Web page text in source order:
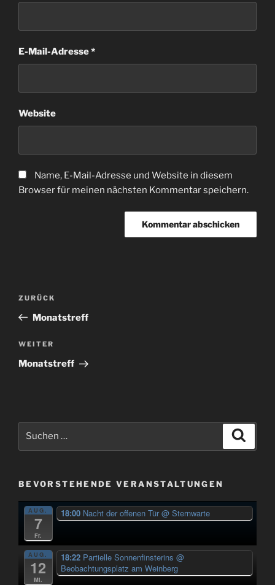
E-Mail-Adresse*
Website
Name, E-Mail-Adresse und Website in diesem
Browser für meinen nächsten Kommentar speichern.
Beitragsnavigation
Vorheriger
Beitrag
ZURÜCK
Monatstreff
Nächster
Beitrag
WEITER
Monatstreff
BEVORSTEHENDE VERANSTALTUNGEN
AUG.
7
Fr.
18:00 Nacht der offenen Tür@ Sternwarte
AUG.
12
Mi.
18:22 Partielle Sonnenfinsterins @
Beobachtungsplatz am Weinberg